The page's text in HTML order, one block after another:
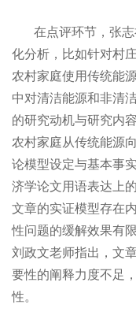
在点评环节，张志
化分析，比如针对村
农村家庭使用传统能
中对清洁能源和非清
的研究动机与研究内
农村家庭从传统能源
论模型设定与基本事
济学论文用语表达上
文章的实证模型存在
性问题的缓解效果有
刘政文老师指出，文
要性的阐释力度不足
性。